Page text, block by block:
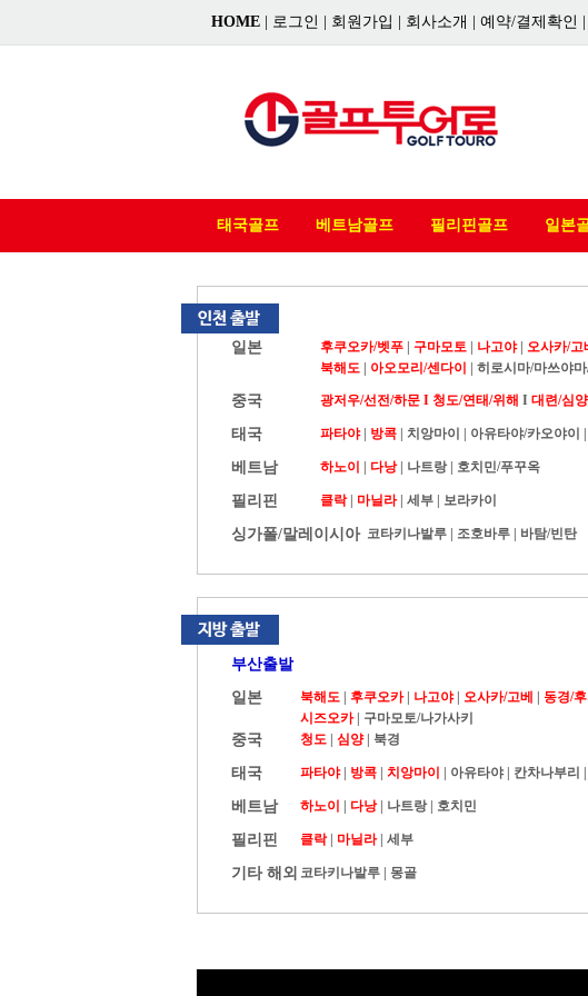
HOME 로그인 회원가입 회사소개 예약/결제확인
태국골프 베트남골프 필리핀골프 일본
일본 후쿠오카/벳푸 구마모토 나고야| 오사카/고
북해도
아오모리/센다이 히로시마/마쓰야
중국 광저우/선전/하문 I 청도/연태/위해 I 대련/심양
태국 파타야| 방콕 치앙마이 아유타야/카오야이
베트남 하노이 다낭| 나트랑| 호치민/푸꾸옥
필리핀 클락| 마닐라| 세부 보라카이
싱가폴/말레이시아 코타키나발루 조호바루 바탐/빈탄
부산출발
일본
북해도 후쿠오카| 나고야| 오사카/고베 동경/
시즈오카| 구마모토/나가사키
중국 청도 심양| 북경
태국 파타야| 방콕 치앙마이 아유타야| 칸차나부리
베트남 하노이 다낭| 나트랑| 호치민
필리핀 클락| 마닐라| 세부
기타 해외 코타키나발루 몽골